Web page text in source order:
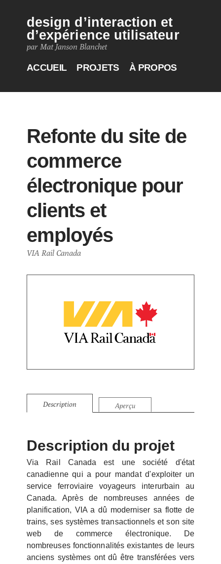
design d’interaction et
d’expérience utilisateur
par Mat Janson Blanchet
ACCUEIL PROJETS À PROPOS
Refonte du site de
commerce
électronique pour
clients et
employés
VIA Rail Canada
Description Aperçu
Description du projet
Via Rail Canada est une société d'état
canadienne qui a pour mandat d'exploiter un
service ferroviaire voyageurs interurbain au
Canada. Après de nombreuses années de
planification, VIA a dû moderniser sa flotte de
trains, ses systèmes transactionnels et son site
web de commerce électronique. De
nombreuses fonctionnalités existantes de leurs
anciens systèmes ont dû être transférées vers